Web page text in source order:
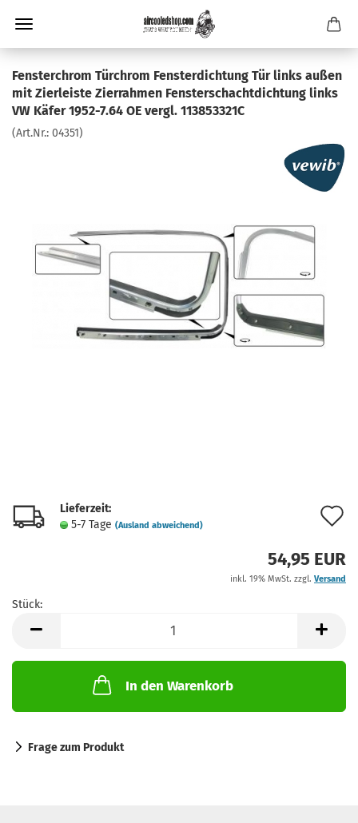
Fensterchrom Türchrom Fensterdichtung Tür links außen
mit Zierleiste Zierrahmen Fensterschachtdichtung links
VW Käfer 1952-7.64 OE vergl. 113853321C
(Art.Nr.: 04351)
Lieferzeit:
5-7 Tage (Ausland abweichend)
54,95 EUR
inkl. 19% MwSt. zzgl. Versand
Stück:
In den Warenkorb
Frage zum Produkt